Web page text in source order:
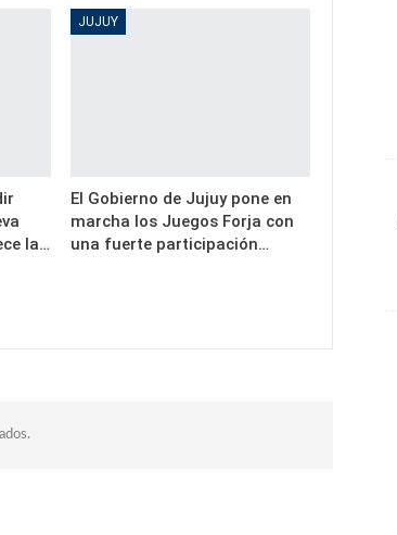
la…
JUJUY
El Gobierno de Jujuy pone en
marcha los Juegos Forja con
una fuerte participación…